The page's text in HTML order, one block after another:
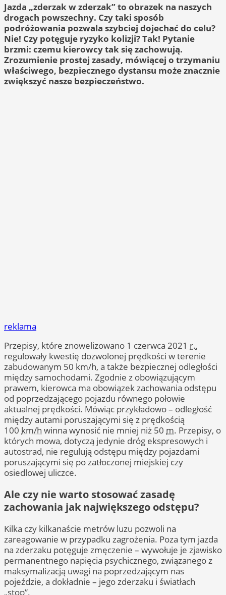
Jazda „zderzak w zderzak” to obrazek na naszych
drogach powszechny. Czy taki sposób
podróżowania pozwala szybciej dojechać do celu?
Nie! Czy potęguje ryzyko kolizji? Tak! Pytanie
brzmi: czemu kierowcy tak się zachowują.
Zrozumienie prostej zasady, mówiącej o trzymaniu
właściwego, bezpiecznego dystansu może znacznie
zwiększyć nasze bezpieczeństwo.
reklama
Przepisy, które znowelizowano 1 czerwca 2021 r.,
regulowały kwestię dozwolonej prędkości w terenie
zabudowanym 50 km/h, a także bezpiecznej odległości
między samochodami. Zgodnie z obowiązującym
prawem, kierowca ma obowiązek zachowania odstępu
od poprzedzającego pojazdu równego połowie
aktualnej prędkości. Mówiąc przykładowo – odległość
między autami poruszającymi się z prędkością
100 km/h winna wynosić nie mniej niż 50 m. Przepisy, o
których mowa, dotyczą jedynie dróg ekspresowych i
autostrad, nie regulują odstępu między pojazdami
poruszającymi się po zatłoczonej miejskiej czy
osiedlowej uliczce.
Ale czy nie warto stosować zasadę
zachowania jak największego odstępu?
Kilka czy kilkanaście metrów luzu pozwoli na
zareagowanie w przypadku zagrożenia. Poza tym jazda
na zderzaku potęguje zmęczenie – wywołuje je zjawisko
permanentnego napięcia psychicznego, związanego z
maksymalizacją uwagi na poprzedzającym nas
pojeździe, a dokładnie – jego zderzaku i światłach
„stop”.